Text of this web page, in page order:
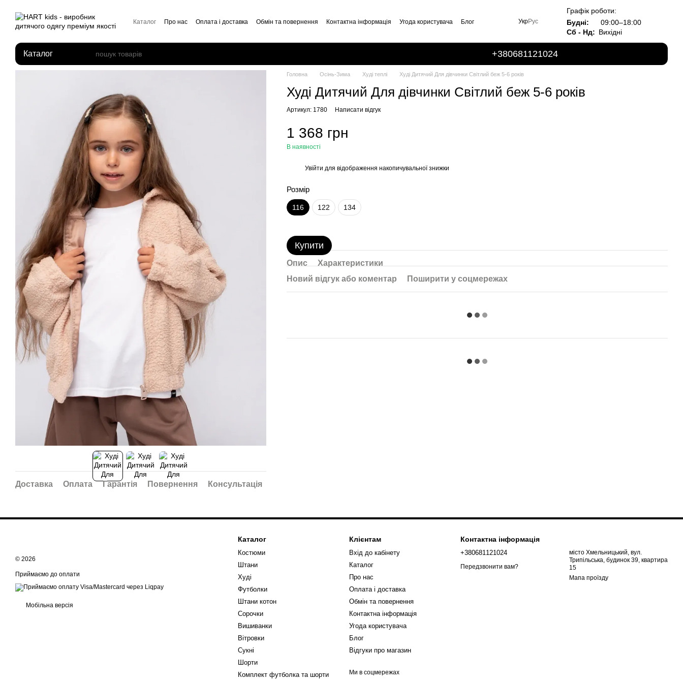
Каталог Про нас Оплата і доставка Обмін та повернення Контактна інформація Угода користувача
Блог
УкрРус
Графік роботи:
Будні:
09:00–18:00
Сб - Нд: Вихідні
Каталог +380681121024
Доставка Оплата Гарантія Повернення Консультація
Головна Осінь-Зима Худі теплі Худі Дитячий Для дівчинки Світлий беж 5-6 років
Худі Дитячий Для дівчинки Світлий беж 5-6 років
Артикул: 1780 Написати відгук
1 368 грн
В наявності
Увійти для відображення накопичувальної знижки
Розмір
116 122 134
Купити
Опис
Характеристики
Новий відгук або коментар
Поширити у соцмережах
© 2026
Приймаємо до оплати
Мобільна версія
Каталог
Костюми
Штани
Худі
Футболки
Штани котон
Сорочки
Вишиванки
Вітровки
Сукні
Шорти
Комплект футболка та шорти
Клієнтам
Вхід до кабінету
Каталог
Про нас
Оплата і доставка
Обмін та повернення
Контактна інформація
Угода користувача
Блог
Відгуки про магазин
Ми в соцмережах
Контактна інформація
+380681121024
Передзвонити вам?
місто Хмельницький, вул.
Трипільська, будинок 39, квартира
15
Мапа проїзду